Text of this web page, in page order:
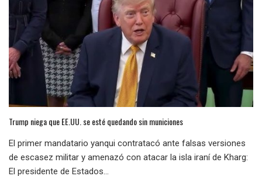
Trump niega que EE.UU. se esté quedando sin municiones
El primer mandatario yanqui contratacó ante falsas versiones
de escasez militar y amenazó con atacar la isla iraní de Kharg:
El presidente de Estados...